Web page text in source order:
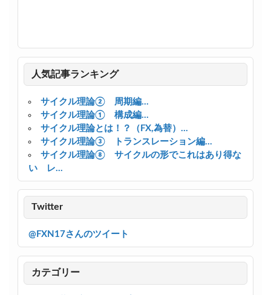
人気記事ランキング
サイクル理論② 周期編...
サイクル理論① 構成編...
サイクル理論とは！？（FX,為替）...
サイクル理論③ トランスレーション編...
サイクル理論⑧ サイクルの形でこれはあり得な
い レ...
Twitter
@FXN17さんのツイート
カテゴリー